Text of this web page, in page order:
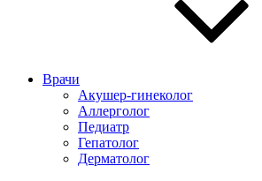
Врачи
Акушер-гинеколог
Аллерголог
Педиатр
Гепатолог
Дерматолог